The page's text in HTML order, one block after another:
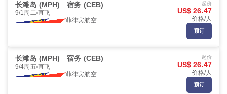
长滩岛 (MPH) 宿务 (CEB)
9/1周二 直飞
菲律宾航空
起价
US$ 26.47
价格/人
预订
长滩岛 (MPH) 宿务 (CEB)
9/4周五 直飞
菲律宾航空
起价
US$ 26.47
价格/人
预订